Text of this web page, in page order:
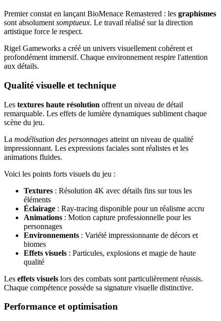
Premier constat en lançant BioMenace Remastered : les graphismes
sont absolument somptueux. Le travail réalisé sur la direction
artistique force le respect.
Rigel Gameworks a créé un univers visuellement cohérent et
profondément immersif. Chaque environnement respire l'attention
aux détails.
Qualité visuelle et technique
Les textures haute résolution offrent un niveau de détail
remarquable. Les effets de lumière dynamiques subliment chaque
scène du jeu.
La modélisation des personnages atteint un niveau de qualité
impressionnant. Les expressions faciales sont réalistes et les
animations fluides.
Voici les points forts visuels du jeu :
Textures : Résolution 4K avec détails fins sur tous les
éléments
Éclairage : Ray-tracing disponible pour un réalisme accru
Animations : Motion capture professionnelle pour les
personnages
Environnements : Variété impressionnante de décors et
biomes
Effets visuels : Particules, explosions et magie de haute
qualité
Les effets visuels lors des combats sont particulièrement réussis.
Chaque compétence possède sa signature visuelle distinctive.
Performance et optimisation